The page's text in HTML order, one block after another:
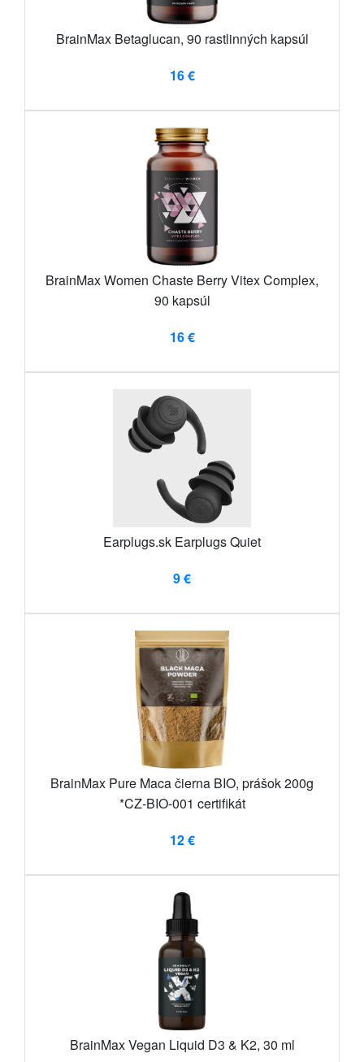
BrainMax Betaglucan, 90 rastlinných kapsúl
16 €
BrainMax Women Chaste Berry Vitex Complex,
90 kapsúl
16 €
Earplugs.sk Earplugs Quiet
9 €
BrainMax Pure Maca čierna BIO, prášok 200g
*CZ-BIO-001 certifikát
12 €
BrainMax Vegan Liquid D3 & K2, 30 ml